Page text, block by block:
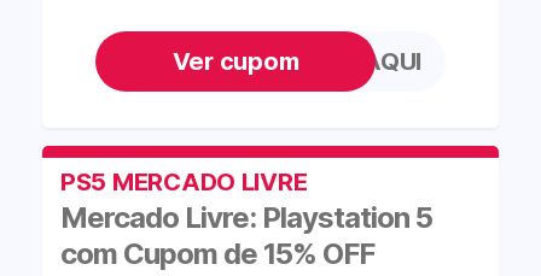
PROMOAQUI
PS5 MERCADO LIVRE
Mercado Livre: Playstation 5
com Cupom de 15% OFF